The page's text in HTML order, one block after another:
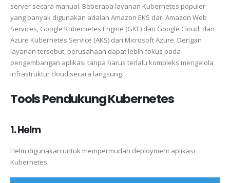
server secara manual. Beberapa layanan Kubernetes populer
yang banyak digunakan adalah Amazon EKS dari Amazon Web
Services , Google Kubernetes Engine (GKE) dari Google Cloud , dan
Azure Kubernetes Service (AKS) dari Microsoft Azure. Dengan
layanan tersebut, perusahaan dapat lebih fokus pada
pengembangan aplikasi tanpa harus terlalu kompleks mengelola
infrastruktur cloud secara langsung.
Tools Pendukung Kubernetes
1. Helm
Helm digunakan untuk mempermudah deployment aplikasi
Kubernetes.